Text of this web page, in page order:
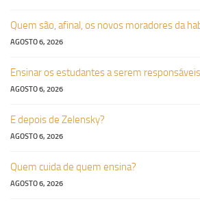
Quem são, afinal, os novos moradores da
AGOSTO 6, 2026
Ensinar os estudantes a serem responsáveis
AGOSTO 6, 2026
E depois de Zelensky?
AGOSTO 6, 2026
Quem cuida de quem ensina?
AGOSTO 6, 2026